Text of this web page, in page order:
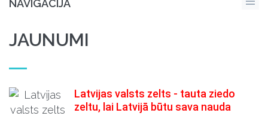
NAVIGĀCIJA
JAUNUMI
Latvijas valsts zelts - tauta ziedo
zeltu, lai Latvijā būtu sava nauda